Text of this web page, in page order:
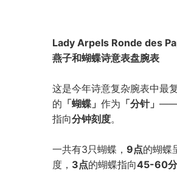
Lady Arpels Ronde des
燕子和蝴蝶诗意表盘腕表
这是今年诗意复杂腕表中最
的 「蝴蝶」 作为 「分针」 ——
指向分钟刻度。
一共有3只蝴蝶， 9点的蝴蝶
度， 3点的蝴蝶指向45-60